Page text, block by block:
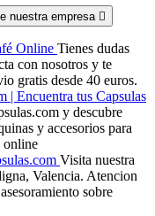
nuestra empresa 
Online Tienes dudas
con nosotros y te
gratis desde 40 euros.
| Encuentra tus Capsulas
y descubre
y accesorios para
online
Visita nuestra
Valencia. Atencion
sobre